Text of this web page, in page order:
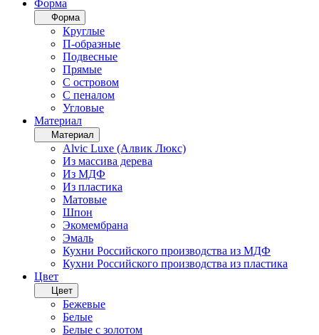
Форма
Форма
Круглые
П-образные
Подвесные
Прямые
С островом
С пеналом
Угловые
Материал
Материал
Alvic Luxe (Алвик Люкс)
Из массива дерева
Из МДФ
Из пластика
Матовые
Шпон
Экомембрана
Эмаль
Кухни Российского производства из МДФ
Кухни Российского производства из пластика
Цвет
Цвет
Бежевые
Белые
Белые с золотом